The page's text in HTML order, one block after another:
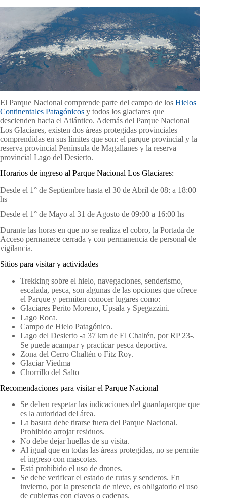
El Parque Nacional comprende parte del campo de los Hielos
Continentales Patagónicos y todos los glaciares que
descienden hacia el Atlántico. Además del Parque Nacional
Los Glaciares, existen dos áreas protegidas provinciales
comprendidas en sus límites que son: el parque provincial y la
reserva provincial Península de Magallanes y la reserva
provincial Lago del Desierto.
Horarios de ingreso al Parque Nacional Los Glaciares:
Desde el 1° de Septiembre hasta el 30 de Abril de 08: a 18:00
hs
Desde el 1° de Mayo al 31 de Agosto de 09:00 a 16:00 hs
Durante las horas en que no se realiza el cobro, la Portada de
Acceso permanece cerrada y con permanencia de personal de
vigilancia.
Sitios para visitar y actividades
Trekking sobre el hielo, navegaciones, senderismo,
escalada, pesca, son algunas de las opciones que ofrece
el Parque y permiten conocer lugares como:
Glaciares Perito Moreno, Upsala y Spegazzini.
Lago Roca.
Campo de Hielo Patagónico.
Lago del Desierto -a 37 km de El Chaltén, por RP 23-.
Se puede acampar y practicar pesca deportiva.
Zona del Cerro Chaltén o Fitz Roy.
Glaciar Viedma
Chorrillo del Salto
Recomendaciones para visitar el Parque Nacional
Se deben respetar las indicaciones del guardaparque que
es la autoridad del área.
La basura debe tirarse fuera del Parque Nacional.
Prohibido arrojar residuos.
No debe dejar huellas de su visita.
Al igual que en todas las áreas protegidas, no se permite
el ingreso con mascotas.
Está prohibido el uso de drones.
Se debe verificar el estado de rutas y senderos. En
invierno, por la presencia de nieve, es obligatorio el uso
de cubiertas con clavos o cadenas.